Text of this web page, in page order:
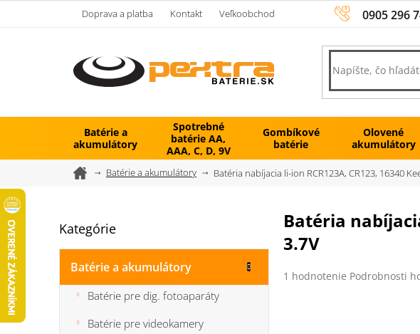
0905 296
Doprava a platba Kontakt Veľkoobchod
Batérie a
akumulátory
Spotrebné
batérie AA,
AAA, C, D, 9V
Gombíkové
batérie
Olovené
akumulátory
DomovBatérie a akumulátory Batéria nabíjacia li-ion RCR123A, CR123, 16340
o
č
Preskočiť
Kategórie
Batérie a akumulátory
Batérie pre dig. fotoaparáty
Batérie pre videokamery
Batéria
3.7V
Priemerné
1 hodnotenie Podrobnosti